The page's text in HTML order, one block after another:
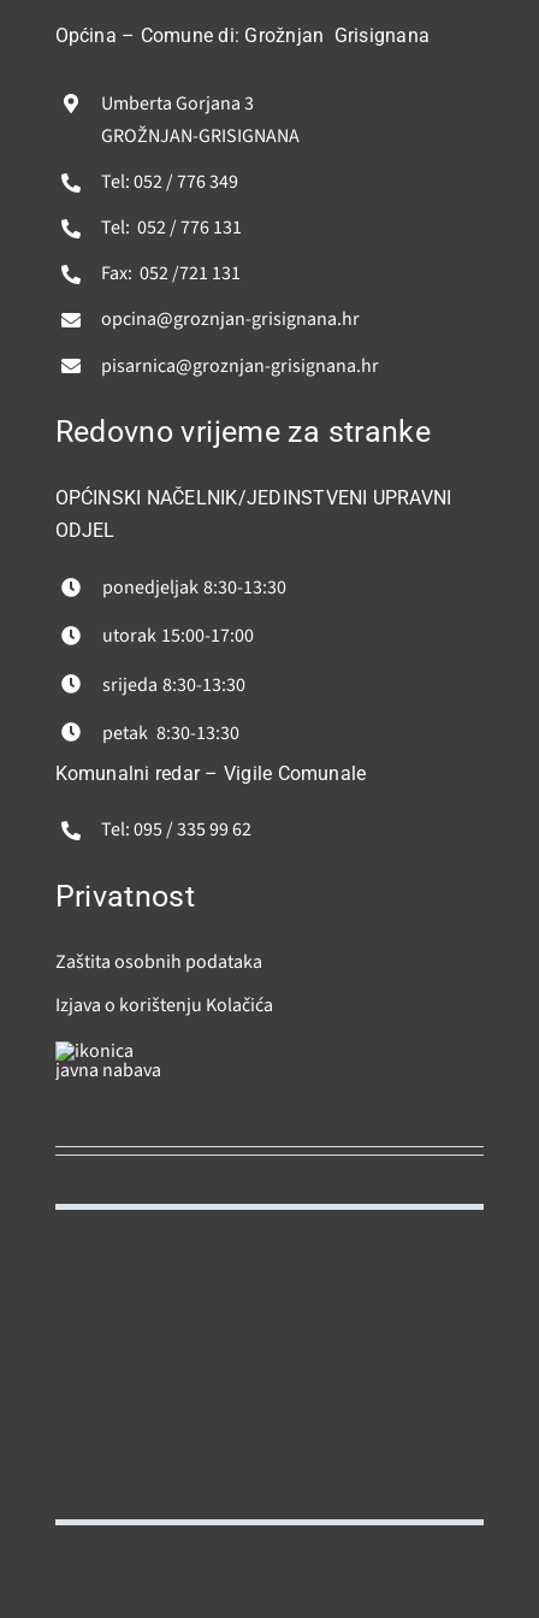
KONTAKT
Općina – Comune di: Grožnjan Grisignana
Umberta Gorjana 3
GROŽNJAN-GRISIGNANA
Tel: 052 / 776 349
Tel: 052 / 776 131
Fax: 052 /721 131
opcina@groznjan-grisignana.hr
pisarnica@groznjan-grisignana.hr
Redovno vrijeme za stranke
OPĆINSKI NAČELNIK/JEDINSTVENI UPRAVNI
ODJEL
ponedjeljak8:30-13:30
utorak 15:00-17:00
srijeda 8:30-13:30
petak 8:30-13:30
Komunalni redar – Vigile Comunale
Tel: 095 / 335 99 62
Privatnost
Zaštita osobnih podataka
Izjava o korištenju Kolačića